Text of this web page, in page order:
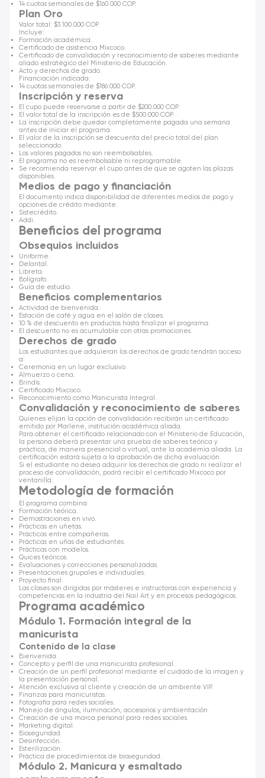
14 cuotas semanales de $160.000 COP.
Plan Oro
Valor total: $3.100.000 COP.
Incluye:
Formación académica.
Certificado de asistencia Mixcoco.
Certificado de convalidación y reconocimiento de saberes mediante
aliado estratégico del Ministerio de Educación.
Acto y derechos de grado.
Financiación indicada:
14 cuotas semanales de $186.000 COP.
Inscripción y reserva
El cupo puede reservarse a partir de $200.000 COP.
El valor total de la inscripción es de $500.000 COP.
La inscripción debe quedar completamente pagada una semana
antes de iniciar el programa.
El valor de la inscripción se descuenta del precio total del plan
seleccionado.
Los valores pagados no son reembolsables.
El programa no es reembolsable ni reprogramable.
Se recomienda reservar el cupo antes de que se agoten las plazas
disponibles.
Medios de pago y financiación
El documento indica disponibilidad de diferentes medios de pago y
opciones de crédito mediante:
Sistecrédito.
Addi.
Beneficios del programa
Obsequios incluidos
Uniforme.
Delantal.
Libreta.
Bolígrafo.
Guía de estudio.
Beneficios complementarios
Actividad de bienvenida.
Estación de café y agua en el salón de clases.
10 % de descuento en productos hasta finalizar el programa.
El descuento no es acumulable con otras promociones.
Derechos de grado
Los estudiantes que adquieran los derechos de grado tendrán acceso
a:
Ceremonia en un lugar exclusivo.
Almuerzo o cena.
Brindis.
Certificado Mixcoco.
Reconocimiento como Manicurista Integral.
Convalidación y reconocimiento de saberes
Quienes elijan la opción de convalidación recibirán un certificado
emitido por Marlene, institución académica aliada.
Para obtener el certificado relacionado con el Ministerio de Educación,
la persona deberá presentar una prueba de saberes teórica y
práctica, de manera presencial o virtual, ante la academia aliada. La
certificación estará sujeta a la aprobación de dicha evaluación.
Si el estudiante no desea adquirir los derechos de grado ni realizar el
proceso de convalidación, podrá recibir el certificado Mixcoco por
ventanilla.
Metodología de formación
El programa combina:
Formación teórica.
Demostraciones en vivo.
Prácticas en uñetas.
Prácticas entre compañeras.
Prácticas en uñas de estudiantes.
Prácticas con modelos.
Quices teóricos.
Evaluaciones y correcciones personalizadas.
Presentaciones grupales e individuales.
Proyecto final.
Las clases son dirigidas por másteres e instructoras con experiencia y
competencias en la industria del Nail Art y en procesos pedagógicos.
Programa académico
Módulo 1. Formación integral de la
manicurista
Contenido de la clase
Bienvenida.
Concepto y perfil de una manicurista profesional.
Creación de un perfil profesional mediante el cuidado de la imagen y
la presentación personal.
Atención exclusiva al cliente y creación de un ambiente VIP.
Finanzas para manicuristas.
Fotografía para redes sociales.
Manejo de ángulos, iluminación, accesorios y ambientación.
Creación de una marca personal para redes sociales.
Marketing digital.
Bioseguridad.
Desinfección.
Esterilización.
Práctica de procedimientos de bioseguridad.
Módulo 2. Manicura y esmaltado